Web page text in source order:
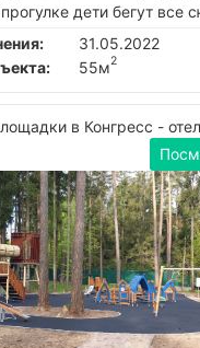
дети бегут все
31.05.2022
55м2
в Конгресс -